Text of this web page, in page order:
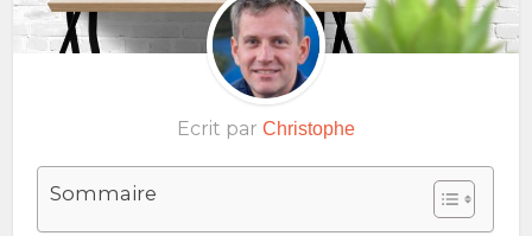
Ecrit par Christophe
Sommaire